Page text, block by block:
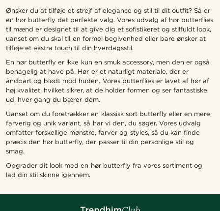
Ønsker du at tilføje et strejf af elegance og stil til dit outfit? Så er
en hør butterfly det perfekte valg. Vores udvalg af hør butterflies
til mænd er designet til at give dig et sofistikeret og stilfuldt look,
uanset om du skal til en formel begivenhed eller bare ønsker at
tilføje et ekstra touch til din hverdagsstil.
En hør butterfly er ikke kun en smuk accessory, men den er også
behagelig at have på. Hør er et naturligt materiale, der er
åndbart og blødt mod huden. Vores butterflies er lavet af hør af
høj kvalitet, hvilket sikrer, at de holder formen og ser fantastiske
ud, hver gang du bærer dem.
Uanset om du foretrækker en klassisk sort butterfly eller en mere
farverig og unik variant, så har vi den, du søger. Vores udvalg
omfatter forskellige mønstre, farver og styles, så du kan finde
præcis den hør butterfly, der passer til din personlige stil og
smag.
Opgrader dit look med en hør butterfly fra vores sortiment og
lad din stil skinne igennem.